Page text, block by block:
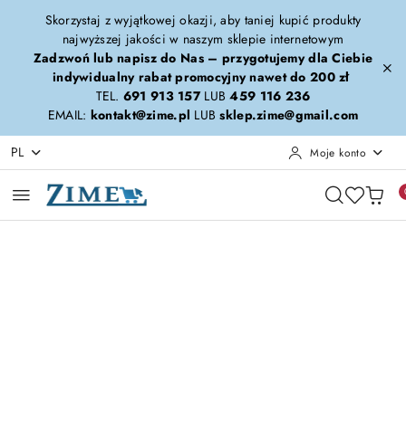
Przejdź do treści głównej
Przejdź do wyszukiwarki
Przejdź do moje konto
Przejdź do menu głównego
Przejdź do opisu produktu
Przejdź do stopki
Skorzystaj z wyjątkowej okazji, aby taniej kupić produkty
najwyższej jakości w naszym sklepie internetowym
Zadzwoń lub napisz do Nas – przygotujemy dla Ciebie
indywidualny rabat promocyjny nawet do 200 zł
TEL. 691 913 157LUB459 116 236
EMAIL: kontakt@zime.pl LUBsklep.zime@gmail.com
PL Moje konto